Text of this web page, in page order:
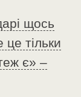
щось
тільки
є» –